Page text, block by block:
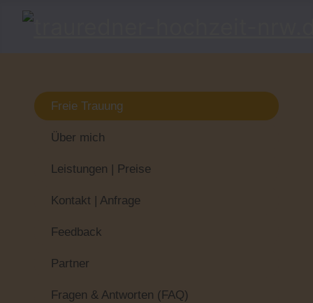
Freie Trauung
Über mich
Leistungen | Preise
Kontakt | Anfrage
Feedback
Partner
Fragen & Antworten (FAQ)